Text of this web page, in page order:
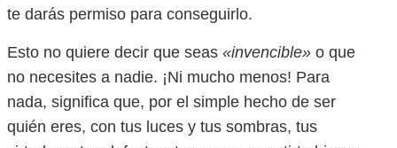
te darás permiso para conseguirlo.
Esto no quiere decir que seas «invencible» o que
no necesites a nadie. ¡Ni mucho menos! Para
nada, significa que, por el simple hecho de ser
quién eres, con tus luces y tus sombras, tus